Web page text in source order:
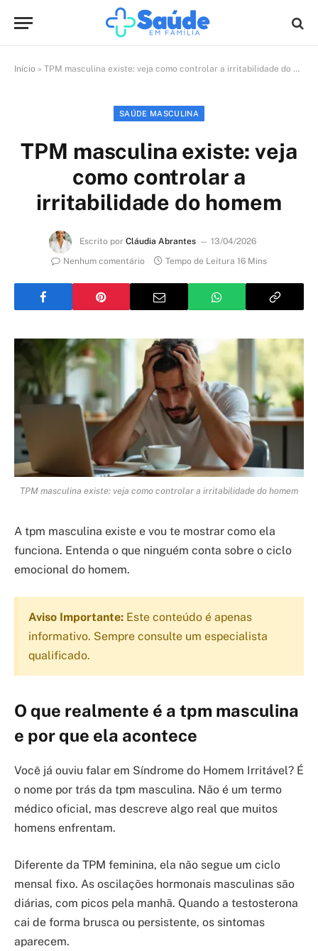
Início » TPM masculina existe: veja como controlar a irritabilidade do homem
SAÚDE MASCULINA
TPM masculina existe: veja
como controlar a
irritabilidade do homem
Escrito por Cláudia Abrantes
13/04/2026
Nenhum comentário
Tempo de Leitura 16 Mins
TPM masculina existe: veja como controlar a irritabilidade do homem
A tpm masculina existe e vou te mostrar como ela
funciona. Entenda o que ninguém conta sobre o ciclo
emocional do homem.
Aviso Importante: Este conteúdo é apenas
informativo. Sempre consulte um especialista
qualificado.
O que realmente é a tpm masculina
e por que ela acontece
Você já ouviu falar em Síndrome do Homem Irritável? É
o nome por trás da tpm masculina. Não é um termo
médico oficial, mas descreve algo real que muitos
homens enfrentam.
Diferente da TPM feminina, ela não segue um ciclo
mensal fixo. As oscilações hormonais masculinas são
diárias, com picos pela manhã. Quando a testosterona
cai de forma brusca ou persistente, os sintomas
aparecem.